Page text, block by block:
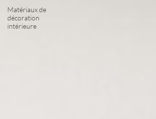
Matériaux de
décoration
intérieure